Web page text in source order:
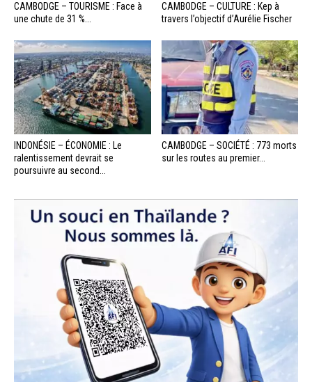
CAMBODGE – TOURISME : Face à
une chute de 31 %...
CAMBODGE – CULTURE : Kep à
travers l’objectif d’Aurélie Fischer
INDONÉSIE – ÉCONOMIE : Le
ralentissement devrait se
poursuivre au second...
CAMBODGE – SOCIÉTÉ : 773 morts
sur les routes au premier...